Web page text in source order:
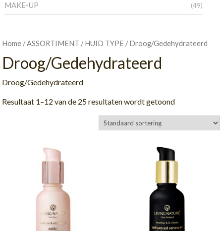
MAKE-UP (49)
Home /ASSORTIMENT /HUID TYPE / Droog/Gedehydrateerd
Droog/Gedehydrateerd
Droog/Gedehydrateerd
Resultaat 1–12 van de 25 resultaten wordt getoond